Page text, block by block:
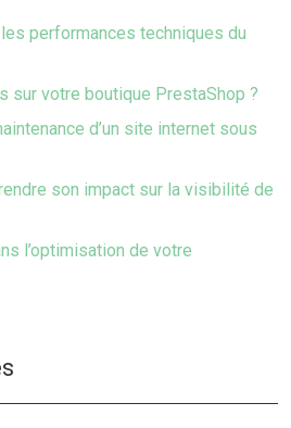
performances techniques du
sur votre boutique PrestaShop ?
d’un site internet sous
son impact sur la visibilité de
l’optimisation de votre